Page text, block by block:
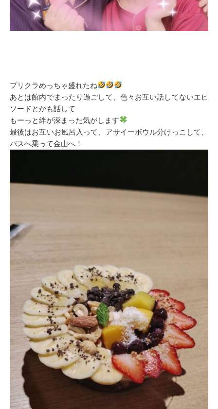
プリクラめっちゃ盛れたね
あとは館内でまったり過ごして、色々お互い話してないエピ
ソードとかも話して
もーっと絆が深まった気がします
最後はお互いお風呂入って、アサイーボウル分けっこして、
バスへ乗って金山へ！